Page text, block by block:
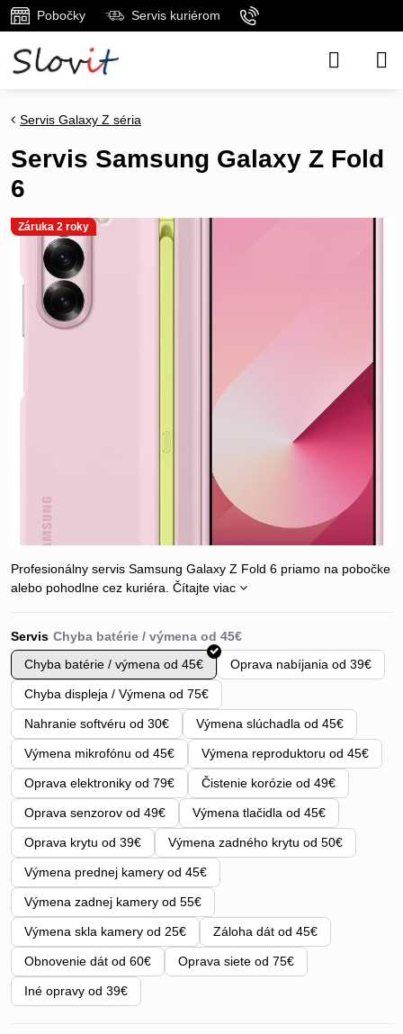
Pobočky Servis kuriérom
Záruka 2 roky
Servis Galaxy Z séria
Servis Samsung Galaxy Z Fold
6
Profesionálny servis Samsung Galaxy Z Fold 6 priamo na pobočke
alebo pohodlne cez kuriéra. Čítajte viac
Servis
Chyba batérie / výmena od 45€
Oprava nabíjania od 39€
Chyba displeja / Výmena od 75€
Nahranie softvéru od 30€ Výmena slúchadla od 45€
Výmena mikrofónu od 45€ Výmena reproduktoru od 45€
Oprava elektroniky od 79€ Čistenie korózie od 49€
Oprava senzorov od 49€ Výmena tlačidla od 45€
Oprava krytu od 39€ Výmena zadného krytu od 50€
Výmena prednej kamery od 45€
Výmena zadnej kamery od 55€
Výmena skla kamery od 25€ Záloha dát od 45€
Obnovenie dát od 60€ Oprava siete od 75€
Iné opravy od 39€